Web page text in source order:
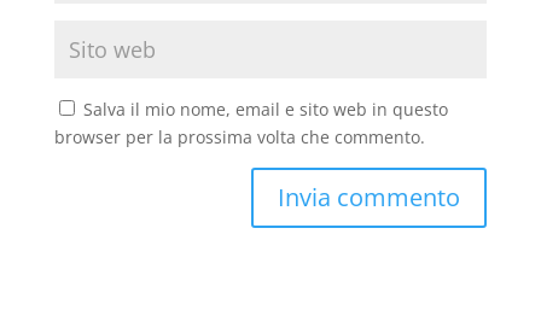
Salva il mio nome, email e sito web in questo
browser per la prossima volta che commento.